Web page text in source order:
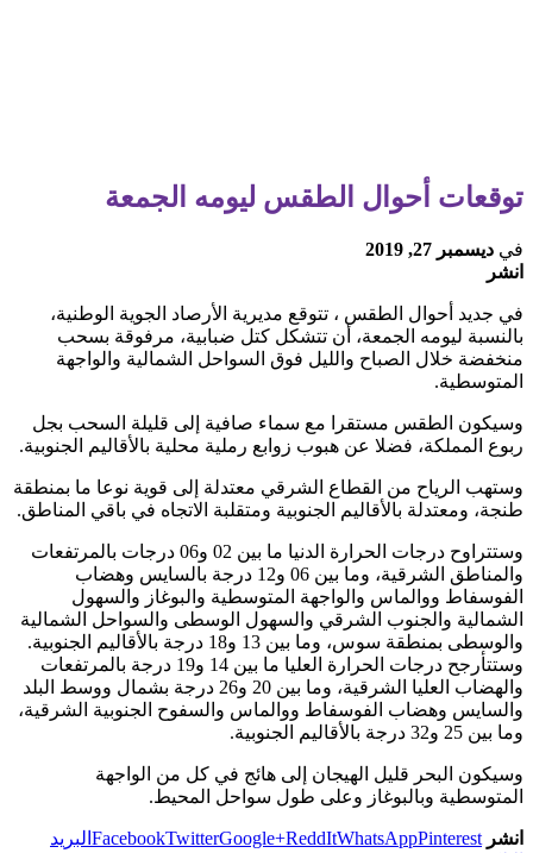
توقعات أحوال الطقس ليومه الجمعة
في ديسمبر 27, 2019
انشر
في جديد أحوال الطقس ، تتوقع مديرية الأرصاد الجوية الوطنية،
بالنسبة ليومه الجمعة، أن تتشكل كتل ضبابية، مرفوقة بسحب
منخفضة خلال الصباح والليل فوق السواحل الشمالية والواجهة
المتوسطية.
وسيكون الطقس مستقرا مع سماء صافية إلى قليلة السحب بجل
ربوع المملكة، فضلا عن هبوب زوابع رملية محلية بالأقاليم الجنوبية.
وستهب الرياح من القطاع الشرقي معتدلة إلى قوية نوعا ما بمنطقة
طنجة، ومعتدلة بالأقاليم الجنوبية ومتقلبة الاتجاه في باقي المناطق.
وستتراوح درجات الحرارة الدنيا ما بين 02 و06 درجات بالمرتفعات
والمناطق الشرقية، وما بين 06 و12 درجة بالسايس وهضاب
الفوسفاط ووالماس والواجهة المتوسطية والبوغاز والسهول
الشمالية والجنوب الشرقي والسهول الوسطى والسواحل الشمالية
والوسطى بمنطقة سوس، وما بين 13 و18 درجة بالأقاليم الجنوبية.
وستتأرجح درجات الحرارة العليا ما بين 14 و19 درجة بالمرتفعات
والهضاب العليا الشرقية، وما بين 20 و26 درجة بشمال ووسط البلد
والسايس وهضاب الفوسفاط ووالماس والسفوح الجنوبية الشرقية،
وما بین 25 و32 درجة بالأقاليم الجنوبية.
وسيكون البحر قليل الهيجان إلى هائج في كل من الواجهة
المتوسطية وبالبوغاز وعلى طول سواحل المحيط.
انشر FacebookTwitterGoogle+ReddItWhatsAppPinterest
البريد